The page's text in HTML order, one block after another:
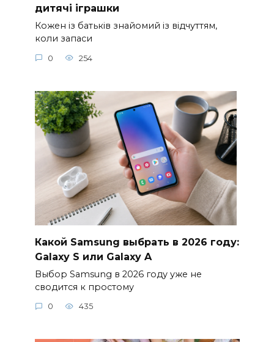
дитячі іграшки
Кожен із батьків знайомий із відчуттям,
коли запаси
0 254
Какой Samsung выбрать в 2026 году:
Galaxy S или Galaxy A
Выбор Samsung в 2026 году уже не
сводится к простому
0 435